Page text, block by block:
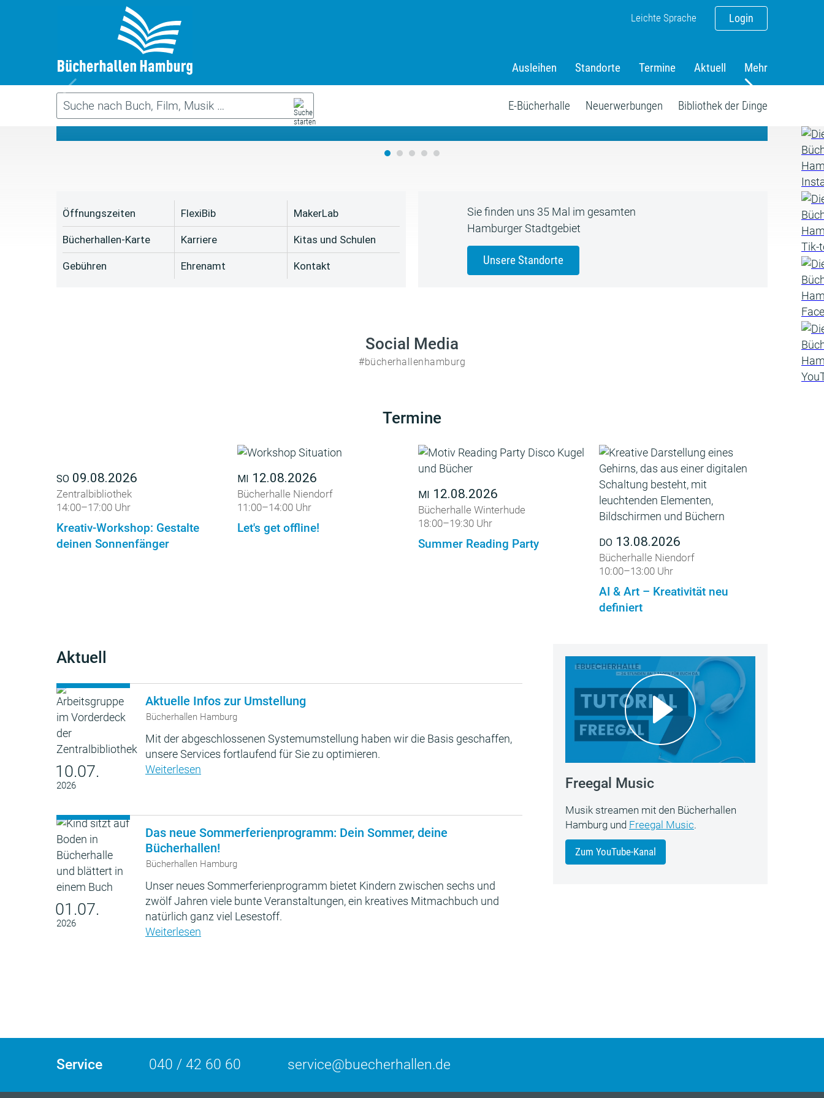
Login
Leichte Sprache
Ausleihen Standorte Termine Aktuell Mehr
E-Bücherhalle Neuerwerbungen Bibliothek der Dinge
Das neue Sommerferienprogramm
Öffnungszeiten
Bücherhallen-Karte
Gebühren
FlexiBib
Karriere
Ehrenamt
MakerLab
Kitas und Schulen
Kontakt
Sie finden uns 35 Mal im gesamten
Hamburger Stadtgebiet
Unsere Standorte
Social Media
#bücherhallenhamburg
Termine
SO 09.08.2026
Zentralbibliothek
14:00–17:00 Uhr
Kreativ-Workshop: Gestalte
deinen Sonnenfänger
MI 12.08.2026
Bücherhalle Niendorf
11:00–14:00 Uhr
Let's get offline!
MI 12.08.2026
Bücherhalle Winterhude
18:00–19:30 Uhr
Summer Reading Party DO 13.08.2026
Bücherhalle Niendorf
10:00–13:00 Uhr
AI & Art – Kreativität neu
definiert
Aktuell
10.07.
2026
Aktuelle Infos zur Umstellung
Bücherhallen Hamburg
Mit der abgeschlossenen Systemumstellung haben wir die Basis geschaffen,
unsere Services fortlaufend für Sie zu optimieren.
Weiterlesen
01.07.
2026
Das neue Sommerferienprogramm: Dein Sommer, deine
Bücherhallen!
Bücherhallen Hamburg
Unser neues Sommerferienprogramm bietet Kindern zwischen sechs und
zwölf Jahren viele bunte Veranstaltungen, ein kreatives Mitmachbuch und
natürlich ganz viel Lesestoff.
Weiterlesen
Freegal Music
Musik streamen mit den Bücherhallen
Hamburg und Freegal Music.
Zum YouTube-Kanal
Service 040 / 42 60 60 service@buecherhallen.de